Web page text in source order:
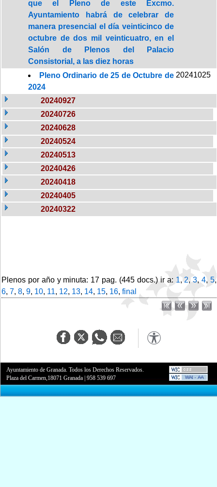
que el Pleno de este Excmo.
Ayuntamiento habrá de celebrar de
manera presencial el día veinticinco de
octubre de dos mil veinticuatro, en el
Salón de Plenos del Palacio
Consistorial, a las diez horas
Pleno Ordinario de 25 de Octubre de
2024
20241025
20240927
20240726
20240628
20240524
20240513
20240426
20240418
20240405
20240322
Plenos por año y minuta: 17 pag. (445 docs.) ir a: 1,2,3,4,5,
6, 7, 8, 9, 10, 11, 12, 13, 14, 15, 16, final
Ayuntamiento de Granada. Todos los Derechos Reservados.
Plaza del Carmen,18071 Granada |958 539 697